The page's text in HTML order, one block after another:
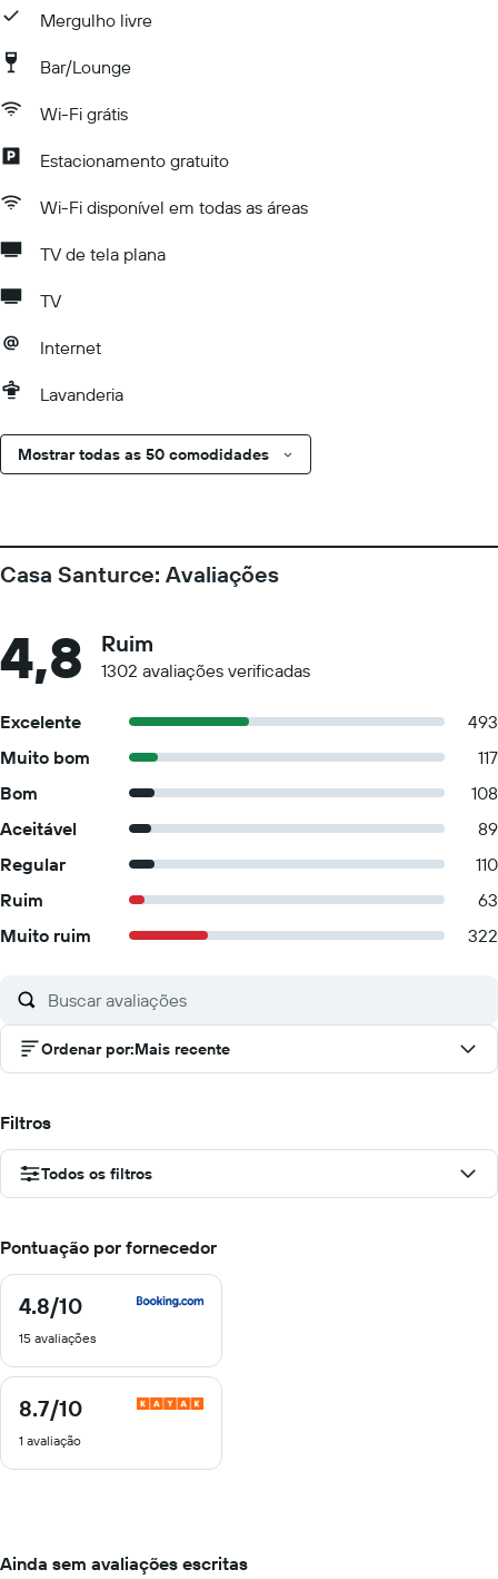
Mergulho livre
Bar/Lounge
Wi-Fi grátis
Estacionamento gratuito
Wi-Fi disponível em todas as áreas
TV de tela plana
TV
Internet
Lavanderia
Mostrar todas as 50 comodidades
Casa Santurce: Avaliações
4,8 Ruim
1302 avaliações verificadas
Excelente
493
Muito bom
117
Bom
108
Aceitável
89
Regular
110
Ruim
63
Muito ruim
322
Ordenar por:Mais recente
Filtros
Todos os filtros
Pontuação por fornecedor
4.8/10
4.8
10
15 avaliações
8.7/10
8.7
10
1 avaliação
Ainda sem avaliações escritas